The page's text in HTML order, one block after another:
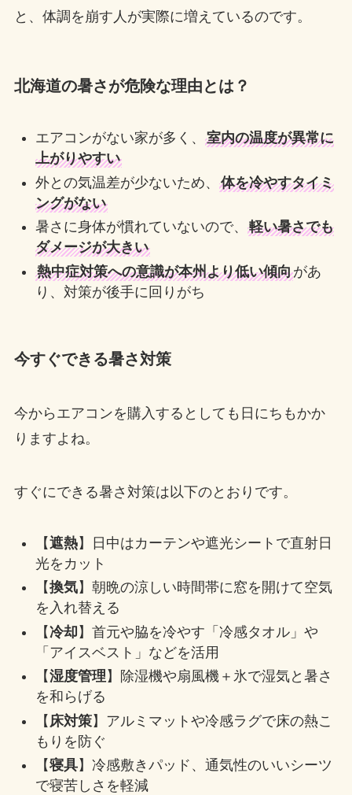
と、体調を崩す人が実際に増えているのです。
北海道の暑さが危険な理由とは？
エアコンがない家が多く、 室内の温度が異常に
上がりやすい
外との気温差が少ないため、 体を冷やすタイミ
ングがない
暑さに身体が慣れていないので、 軽い暑さでも
ダメージが大きい
熱中症対策への意識が本州より低い傾向があ
り、対策が後手に回りがち
今すぐできる暑さ対策
今からエアコンを購入するとしても日にちもかか
りますよね。
すぐにできる暑さ対策は以下のとおりです。
【遮熱】日中はカーテンや遮光シートで直射日
光をカット
【換気】朝晩の涼しい時間帯に窓を開けて空気
を入れ替える
【冷却 】首元や脇を冷やす「冷感タオル」や
「アイスベスト」などを活用
【湿度管理 】除湿機や扇風機＋氷で湿気と暑さ
を和らげる
【 床対策】アルミマットや冷感ラグで床の熱こ
もりを防ぐ
【寝具】冷感敷きパッド、通気性のいいシーツ
で寝苦しさを軽減